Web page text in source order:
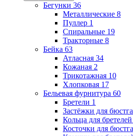
Бегунки 36
Металлические 8
Пуллер 1
Спиральные 19
Тракторные 8
Бейка 63
Атласная 34
Кожаная 2
Трикотажная 10
Хлопковая 17
Бельевая фурнитура 60
Бретели 1
Застёжки для
Кольца для бретелей
Косточки для